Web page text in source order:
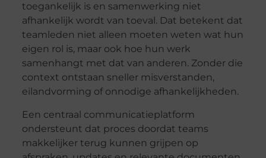
toegankelijk is en samenwerking niet
afhankelijk wordt van toeval. Dat betekent dat
teamleden niet alleen moeten weten wat hun
eigen rol is, maar ook hoe hun werk
samenhangt met dat van anderen. Zonder die
context ontstaan sneller misverstanden,
eilandvorming of onnodige afhankelijkheden.
Een centraal communicatieplatform
ondersteunt dat proces doordat teams
makkelijker terug kunnen grijpen op